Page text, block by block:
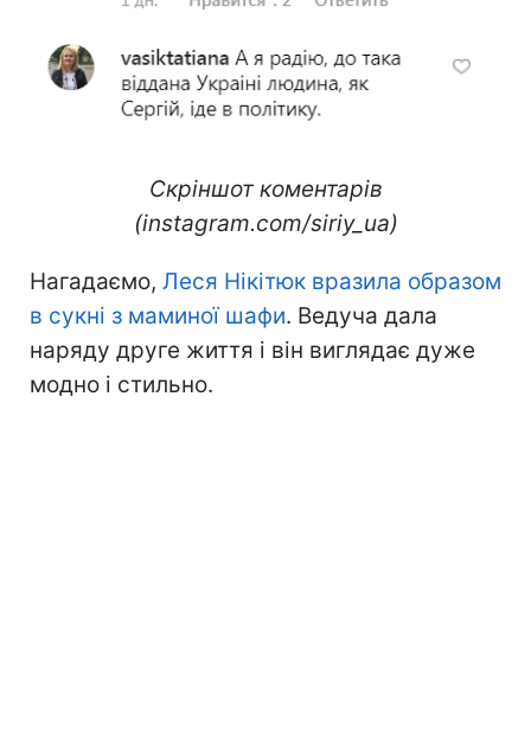
Скріншот коментарів
(instagram.com/siriy_ua)
Нагадаємо, Леся Нікітюк вразила образом
в сукні з маминої шафи. Ведуча дала
наряду друге життя і він виглядає дуже
модно і стильно.